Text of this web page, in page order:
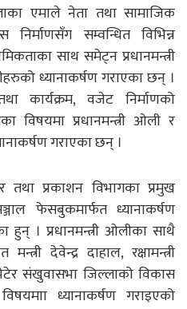
एमाले नेता तथा सामाजिक
सम्वन्धित विभिन्न
साथ समेट्न प्रधानमन्त्री
ध्यानाकर्षण गराएका छन् ।
कार्यक्रम, वजेट निर्माणको
विषयमा प्रधानमन्त्री ओली र
गराएका छन् ।
तथा प्रकाशन विभागका प्रमुख
फेसबुकमार्फत ध्यानाकर्षण
हुन् । प्रधानमन्त्री ओलीका साथै
देवेन्द्र दाहाल, रक्षामन्त्री
संखुवासभा जिल्लाको विकास
ध्यानाकर्षण गराइएको